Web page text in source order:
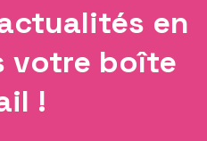
en
votre boîte
!